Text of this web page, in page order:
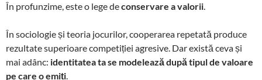
În profunzime, este o lege deconservare a valorii.
În sociologie și teoria jocurilor, cooperarea repetată produce
rezultate superioare competiției agresive. Dar există ceva și
mai adânc: identitatea ta se modelează după tipul de valoare
pe care o emiți.